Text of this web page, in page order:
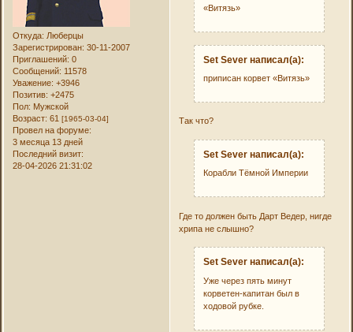
Откуда: Люберцы
Зарегистрирован: 30-11-2007
Приглашений: 0
Сообщений: 11578
Уважение: +3946
Позитив: +2475
Пол: Мужской
Возраст: 61[1965-03-04]
Провел на форуме:
3 месяца 13 дней
Последний визит:
28-04-2026 21:31:02
«Витязь»
Set Sever написал(а):
приписан корвет «Витязь»
Так что?
Set Sever написал(а):
Корабли Тёмной Империи
Где то должен быть Дарт Ведер, нигде
хрипа не слышно?
Set Sever написал(а):
Уже через пять минут
корветен-капитан был в
ходовой рубке.